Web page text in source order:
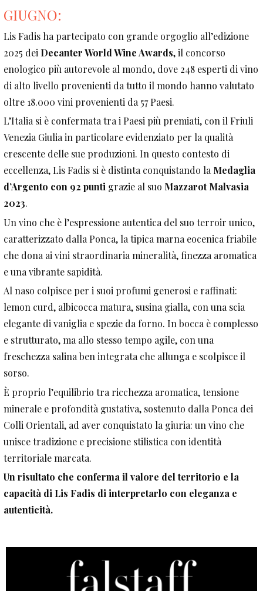
GIUGNO:
Lis Fadis ha partecipato con grande orgoglio all’edizione
2025 dei Decanter World Wine Awards, il concorso
enologico più autorevole al mondo, dove 248 esperti di vino
di alto livello provenienti da tutto il mondo hanno valutato
oltre 18.000 vini provenienti da 57 Paesi.
L’Italia si è confermata tra i Paesi più premiati, con il Friuli
Venezia Giulia in particolare evidenziato per la qualità
crescente delle sue produzioni. In questo contesto di
eccellenza, Lis Fadis si è distinta conquistando la Medaglia
d’Argento con 92 punti grazie al suo Mazzarot Malvasia
2023.
Un vino che è l’espressione autentica del suo terroir unico,
caratterizzato dalla Ponca, la tipica marna eocenica friabile
che dona ai vini straordinaria mineralità, finezza aromatica
e una vibrante sapidità.
Al naso colpisce per i suoi profumi generosi e raffinati:
lemon curd, albicocca matura, susina gialla, con una scia
elegante di vaniglia e spezie da forno. In bocca è complesso
e strutturato, ma allo stesso tempo agile, con una
freschezza salina ben integrata che allunga e scolpisce il
sorso.
È proprio l’equilibrio tra ricchezza aromatica, tensione
minerale e profondità gustativa, sostenuto dalla Ponca dei
Colli Orientali, ad aver conquistato la giuria: un vino che
unisce tradizione e precisione stilistica con identità
territoriale marcata.
Un risultato che conferma il valore del territorio e la
capacità di Lis Fadis di interpretarlo con eleganza e
autenticità.